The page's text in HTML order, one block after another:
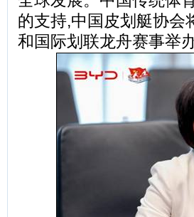
的支持,中国皮划艇协会
和国际划联龙舟赛事举